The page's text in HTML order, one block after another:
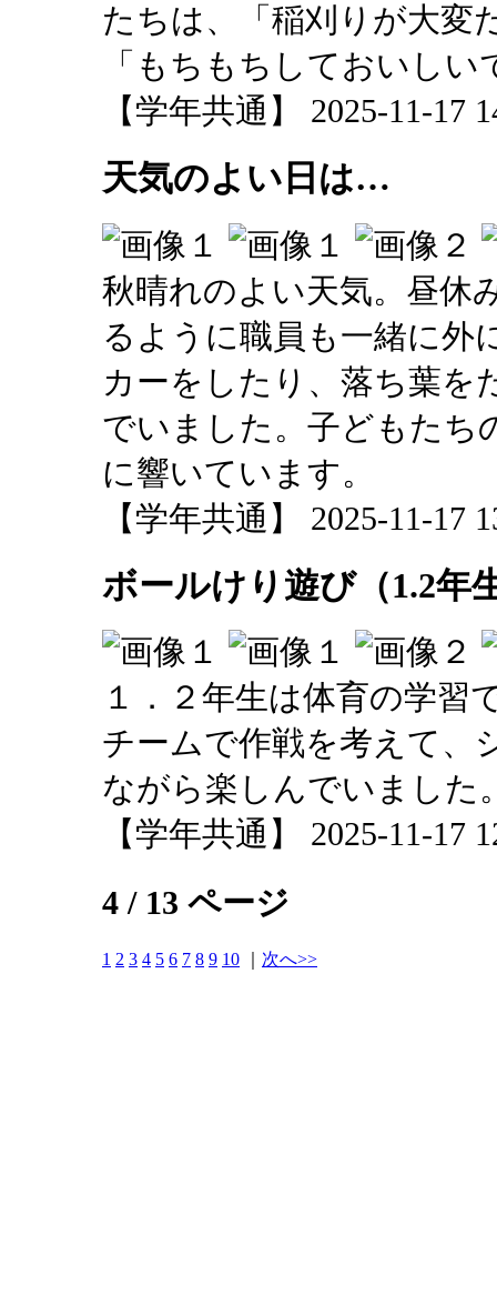
たちは、「稲刈りが大変
「もちもちしておいし
【学年共通】 2025-11-17
天気のよい日は…
秋晴れのよい天気。昼休
るように職員も一緒に外
カーをしたり、落ち葉を
でいました。子どもたち
に響いています。
【学年共通】 2025-11-17
ボールけり遊び（1.2年
１．２年生は体育の学習
チームで作戦を考えて、
ながら楽しんでいました
【学年共通】 2025-11-17
4 / 13 ページ
1 2 3 4 5 6 7 8 9 10 次へ>>